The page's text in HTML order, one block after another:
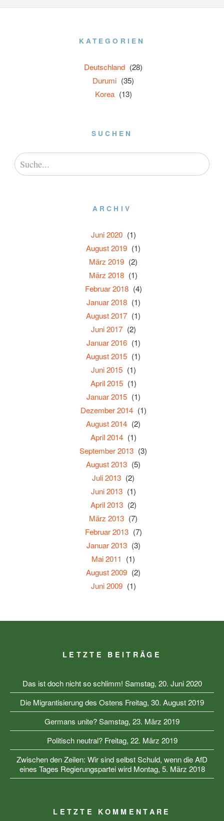
KATEGORIEN
Deutschland (28)
Durumi (35)
Korea (13)
SUCHEN
ARCHIV
Juni 2020 (1)
August 2019 (1)
März 2019 (2)
März 2018 (1)
Februar 2018 (4)
Januar 2018 (1)
August 2017 (1)
Juni 2017 (2)
Januar 2016 (1)
August 2015 (1)
Juni 2015 (1)
April 2015 (1)
Januar 2015 (1)
Dezember 2014 (1)
August 2014 (2)
April 2014 (1)
September 2013 (3)
August 2013 (5)
Juli 2013 (2)
Juni 2013 (1)
April 2013 (2)
März 2013 (7)
Februar 2013 (7)
Januar 2013 (3)
Mai 2011 (1)
August 2009 (2)
Juni 2009 (1)
LETZTE BEITRÄGE
Das ist doch nicht so schlimm! Samstag, 20. Juni 2020
Die Migrantisierung des Ostens Freitag, 30. August 2019
Germans unite?Samstag, 23. März 2019
Politisch neutral? Freitag, 22. März 2019
Zwischen den Zeilen: Wir sind selbst Schuld, wenn die AfD
eines Tages Regierungspartei wird Montag, 5. März 2018
LETZTE KOMMENTARE